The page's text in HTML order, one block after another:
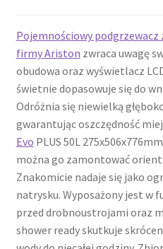
Pojemnościowy podgrzewacz
firmy Ariston zwraca uwagę
obudowa oraz wyświetlacz
świetnie dopasowuje się do
Odróżnia się niewielką
gwarantując oszczędność
Evo PLUS 50L
można go zamontować
Znakomicie nadaje się jako
natrysku. Wyposażony jest w
przed drobnoustrojami oraz
shower ready skutkuje